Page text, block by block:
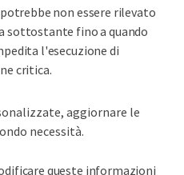
non essere rilevato
sottostante fino a quando
l'esecuzione di
critica.
aggiornare le
necessità.
queste informazioni